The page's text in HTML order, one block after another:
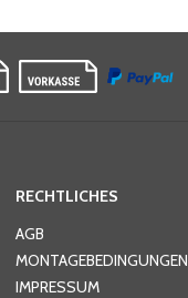
RECHTLICHES
AGB
MONTAGEBEDINGUNGEN
IMPRESSUM